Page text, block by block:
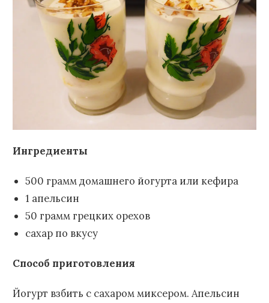
Ингредиенты
500 грамм домашнего йогурта или кефира
1 апельсин
50 грамм грецких орехов
сахар по вкусу
Способ приготовления
Йогурт взбить с сахаром миксером. Апельсин